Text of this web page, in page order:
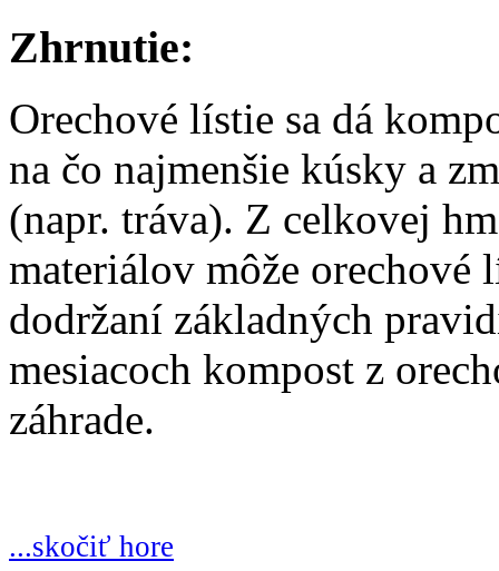
Zhrnutie:
Orechové lístie sa dá
na čo najmenšie kúsky a
(napr. tráva). Z celkovej
materiálov môže
dodržaní základných
mesiacoch kompost z
záhrade.
...skočiť hore